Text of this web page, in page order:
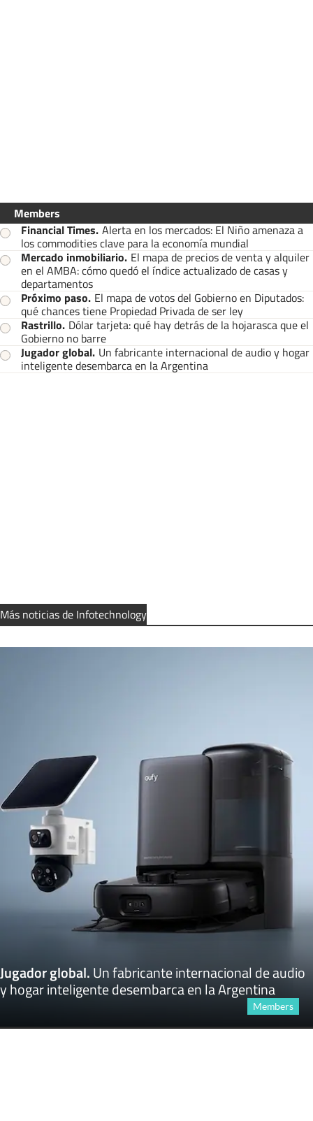
Members
Financial Times. Alerta en los mercados: El Niño amenaza a
los commodities clave para la economía mundial
Mercado inmobiliario. El mapa de precios de venta y alquiler
en el AMBA: cómo quedó el índice actualizado de casas y
departamentos
Próximo paso. El mapa de votos del Gobierno en Diputados:
qué chances tiene Propiedad Privada de ser ley
Rastrillo. Dólar tarjeta: qué hay detrás de la hojarasca que el
Gobierno no barre
Jugador global. Un fabricante internacional de audio y hogar
inteligente desembarca en la Argentina
Más noticias de Infotechnology
Jugador global.Un fabricante internacional de audio
y hogar inteligente desembarca en la Argentina
Members